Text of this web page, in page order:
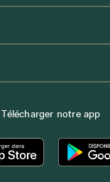
Télécharger notre app